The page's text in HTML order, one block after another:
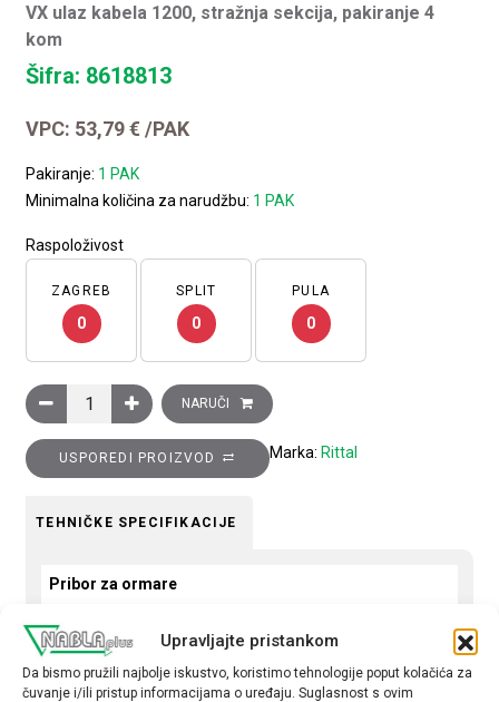
Upravljajte pristankom
Da bismo pružili najbolje iskustvo, koristimo tehnologije poput kolačića za
čuvanje i/ili pristup informacijama o uređaju. Suglasnost s ovim
VX ulaz kabela 1200, stražnja sekcija, pakiranje 4
kom
Šifra: 8618813
VPC: 53,79€ /PAK
Pakiranje: 1 PAK
Minimalna količina za narudžbu: 1 PAK
Raspoloživost
ZAGREB
0
SPLIT
0
PULA
0
VX ulaz kabela 1200, stražnja sekcija, pakiranje 4 kom količina
NARUČI
USPOREDI PROIZVOD Marka: Rittal
TEHNIČKE SPECIFIKACIJE
Pribor za ormare